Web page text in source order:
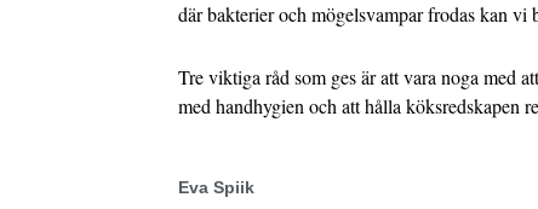
där bakterier och mögelsvampar frodas kan vi
Tre viktiga råd som ges är att vara noga med
med handhygien och att hålla köksredskapen
Eva Spiik